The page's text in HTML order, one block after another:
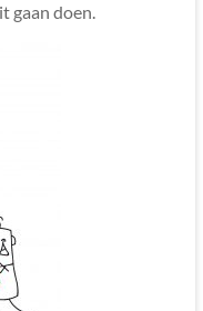
gaan doen.